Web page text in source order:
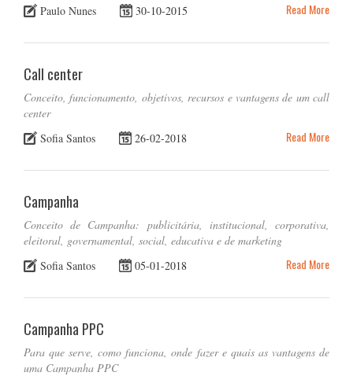
Paulo Nunes
30-10-2015 Read More
Call center
Conceito, funcionamento, objetivos, recursos e vantagens de um call
center
Sofia Santos
26-02-2018 Read More
Campanha
Conceito de Campanha: publicitária, institucional, corporativa,
eleitoral, governamental, social, educativa e de marketing
Sofia Santos
05-01-2018 Read More
Campanha PPC
Para que serve, como funciona, onde fazer e quais as vantagens de
uma Campanha PPC